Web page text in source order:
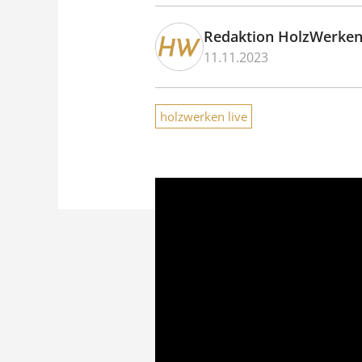
Redaktion HolzWerken
11.11.2023
holzwerken live